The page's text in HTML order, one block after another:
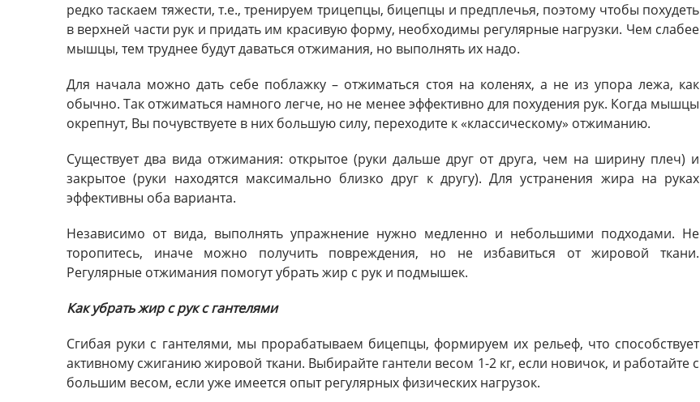
редко таскаем тяжести, т.е., тренируем трицепцы, бицепцы и предплечья, поэтому чтобы похудеть
в верхней части рук и придать им красивую форму, необходимы регулярные нагрузки. Чем слабее
мышцы, тем труднее будут даваться отжимания, но выполнять их надо.
Для начала можно дать себе поблажку – отжиматься стоя на коленях, а не из упора лежа, как
обычно. Так отжиматься намного легче, но не менее эффективно для похудения рук. Когда мышцы
окрепнут, Вы почувствуете в них большую силу, переходите к «классическому» отжиманию.
Существует два вида отжимания: открытое (руки дальше друг от друга, чем на ширину плеч) и
закрытое (руки находятся максимально близко друг к другу). Для устранения жира на руках
эффективны оба варианта.
Независимо от вида, выполнять упражнение нужно медленно и небольшими подходами. Не
торопитесь, иначе можно получить повреждения, но не избавиться от жировой ткани.
Регулярные отжимания помогут убрать жир с рук и подмышек.
Как убрать жир с рук с гантелями
Сгибая руки с гантелями, мы прорабатываем бицепцы, формируем их рельеф, что способствует
активному сжиганию жировой ткани. Выбирайте гантели весом 1-2 кг, если новичок, и работайте с
большим весом, если уже имеется опыт регулярных физических нагрузок.